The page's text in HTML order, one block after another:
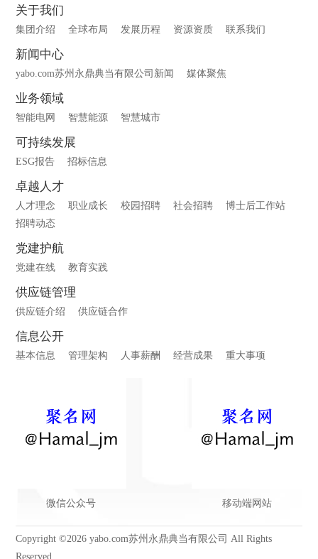
关于我们
集团介绍 全球布局 发展历程 资源资质 联系我们
新闻中心
yabo.com苏州永鼎典当有限公司新闻 媒体聚焦
业务领域
智能电网 智慧能源 智慧城市
可持续发展
ESG报告 招标信息
卓越人才
人才理念 职业成长 校园招聘 社会招聘
博士后工作站
招聘动态
党建护航
党建在线 教育实践
供应链管理
供应链介绍 供应链合作
信息公开
基本信息 管理架构 人事薪酬 经营成果 重大事项
微信公众号 移动端网站
Copyright ©2026 yabo.com苏州永鼎典当有限公司 All Rights
Reserved